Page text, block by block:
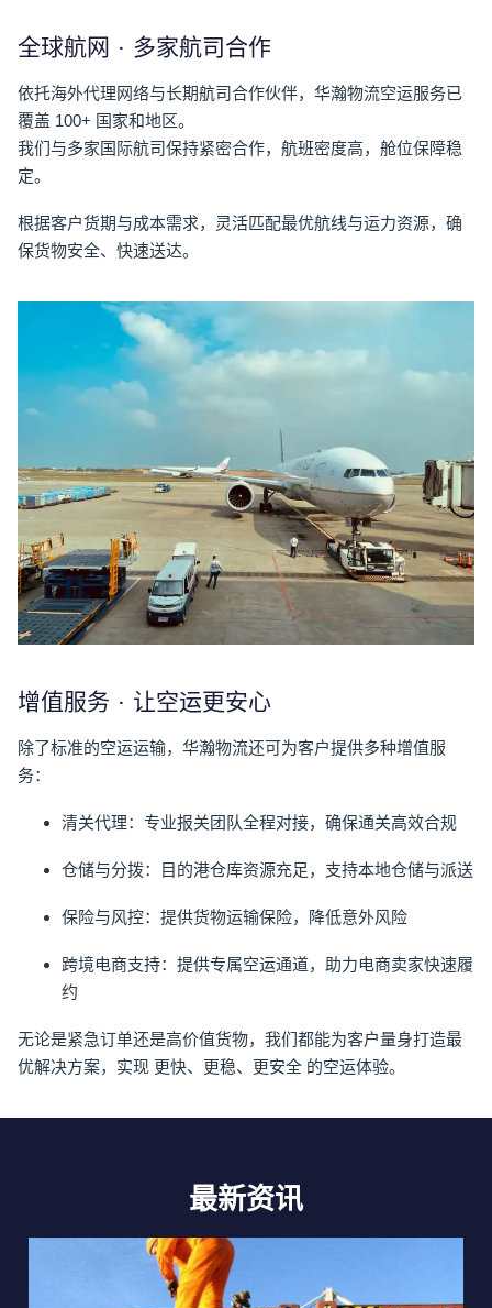
全球航网 · 多家航司合作
依托海外代理网络与长期航司合作伙伴，华瀚物流空运服务已
覆盖 100+ 国家和地区。
我们与多家国际航司保持紧密合作，航班密度高，舱位保障稳
定。
根据客户货期与成本需求，灵活匹配最优航线与运力资源，确
保货物安全、快速送达。
增值服务 · 让空运更安心
除了标准的空运运输，华瀚物流还可为客户提供多种增值服
务：
清关代理：专业报关团队全程对接，确保通关高效合规
仓储与分拨：目的港仓库资源充足，支持本地仓储与派送
保险与风控：提供货物运输保险，降低意外风险
跨境电商支持：提供专属空运通道，助力电商卖家快速履
约
无论是紧急订单还是高价值货物，我们都能为客户量身打造最
优解决方案，实现 更快、更稳、更安全 的空运体验。
最新资讯